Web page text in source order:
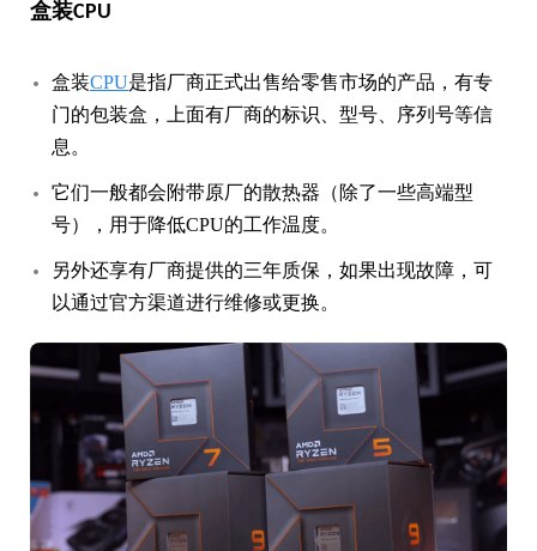
盒装CPU
盒装CPU是指厂商正式出售给零售市场的产品，有专
门的包装盒，上面有厂商的标识、型号、序列号等信
息。
它们一般都会附带原厂的散热器（除了一些高端型
号），用于降低CPU的工作温度。
另外还享有厂商提供的三年质保，如果出现故障，可
以通过官方渠道进行维修或更换。